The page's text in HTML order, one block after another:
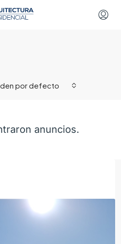
por defecto
anuncios.